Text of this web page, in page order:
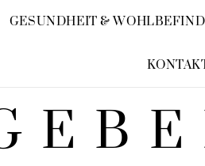
GESUNDHEIT &